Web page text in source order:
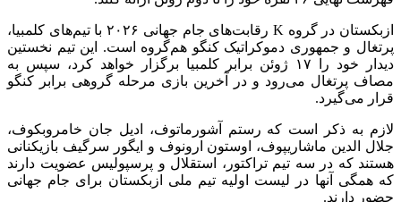
ازبکستان در گروه K رقابت‌های جام جهانی ۲۰۲۶ با تیم‌های کلمبیا،
پرتغال و جمهوری دموکراتیک کنگو هم‌گروه است. این تیم نخستین
دیدار خود را ۱۷ ژوئن برابر کلمبیا برگزار خواهد کرد، سپس به
مصاف پرتغال می‌رود و در آخرین بازی مرحله گروهی برابر کنگو
قرار می‌گیرد.
لازم به ذکر است که رستم آشورماتوف، ادیل جان خامروبکوف،
جلال الدین ماشاریپوف، اوستون ارونوف و ایگور سرگیف بازیکنانی
هستند که در سه تیم تراکتور، استقلال و پرسپولیس عضویت دارند
که همگی آنها در لیست اولیه تیم ملی ازبکستان برای جام جهانی
حضور دارند.